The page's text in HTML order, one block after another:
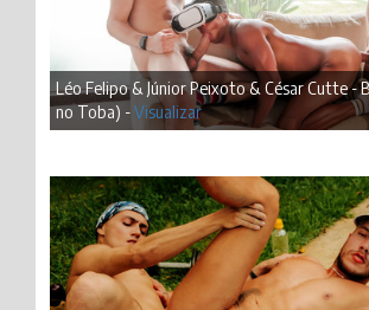
Léo Felipo & Júnior Peixoto & César Cutte -
no Toba) -Visualizar